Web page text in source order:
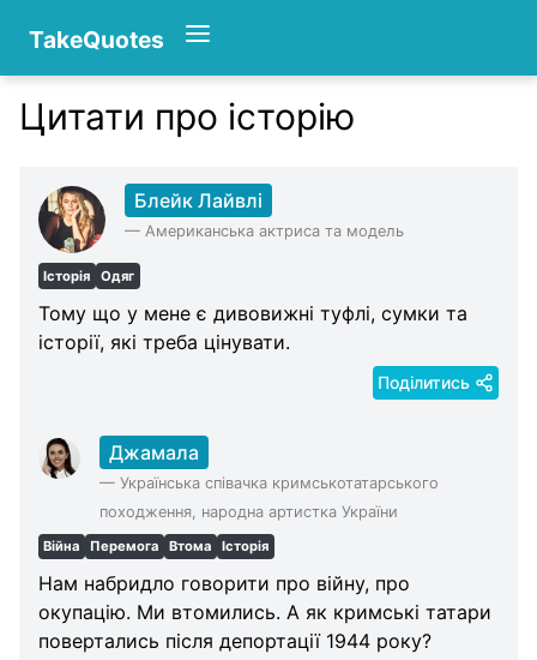
TakeQuotes
Authors
Categories
Цитати про історію
Блейк Лайвлі
— Американська актриса та модель
Історія Одяг
Тому що у мене є дивовижні туфлі, сумки та
історії, які треба цінувати.
Поділитись
Джамала
— Українська співачка кримськотатарського
походження, народна артистка України
Війна Перемога Втома Історія
Нам набридло говорити про війну, про
окупацію. Ми втомились. А як кримські татари
повертались після депортації 1944 року?